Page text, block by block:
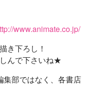
www.animate.co.jp/
き下ろし！
んで下さいね★
集部ではなく、各書店